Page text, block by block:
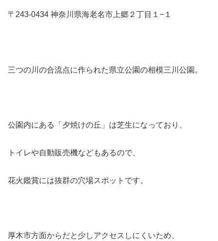
〒243-0434 神奈川県海老名市上郷２丁目１−１
三つの川の合流点に作られた県立公園の相模三川公園。
公園内にある「夕焼けの丘」は芝生になっており、
トイレや自動販売機などもあるので、
花火鑑賞には抜群の穴場スポットです。
厚木市方面からだと少しアクセスしにくいため、